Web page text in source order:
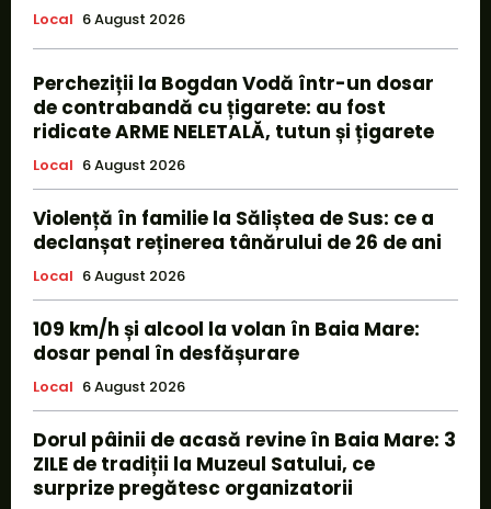
Local 6 August 2026
Percheziții la Bogdan Vodă într-un dosar
de contrabandă cu țigarete: au fost
ridicate ARME NELETALĂ, tutun și țigarete
Local 6 August 2026
Violență în familie la Săliștea de Sus: ce a
declanșat reținerea tânărului de 26 de ani
Local 6 August 2026
109 km/h și alcool la volan în Baia Mare:
dosar penal în desfășurare
Local 6 August 2026
Dorul pâinii de acasă revine în Baia Mare: 3
ZILE de tradiții la Muzeul Satului, ce
surprize pregătesc organizatorii